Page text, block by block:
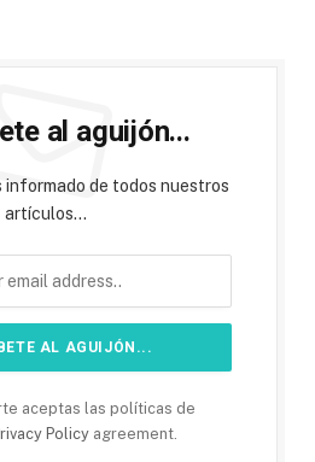
al aguijón...
informado de todos nuestros
artículos...
aceptas las políticas de
Policy agreement.